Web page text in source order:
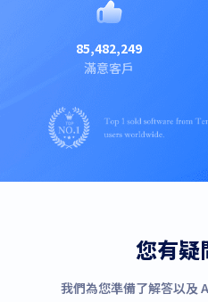
85,482,249
滿意客戶
您有疑
我們為您準備了解答以及